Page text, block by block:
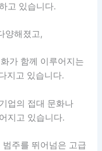
고 있습니다.
양해졌고,
가 함께 이루어지는
지고 있습니다.
업의 접대 문화나
지고 있습니다.
주를 뛰어넘은 고급